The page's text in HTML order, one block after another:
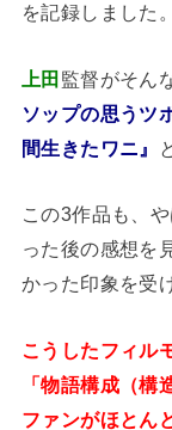
を記録しました。
上田 監督がそん
ソップの思うツ
間生きたワニ』
この3作品も、
った後の感想を
かった印象を受
こうしたフィル
「物語構成（
ファンがほとん